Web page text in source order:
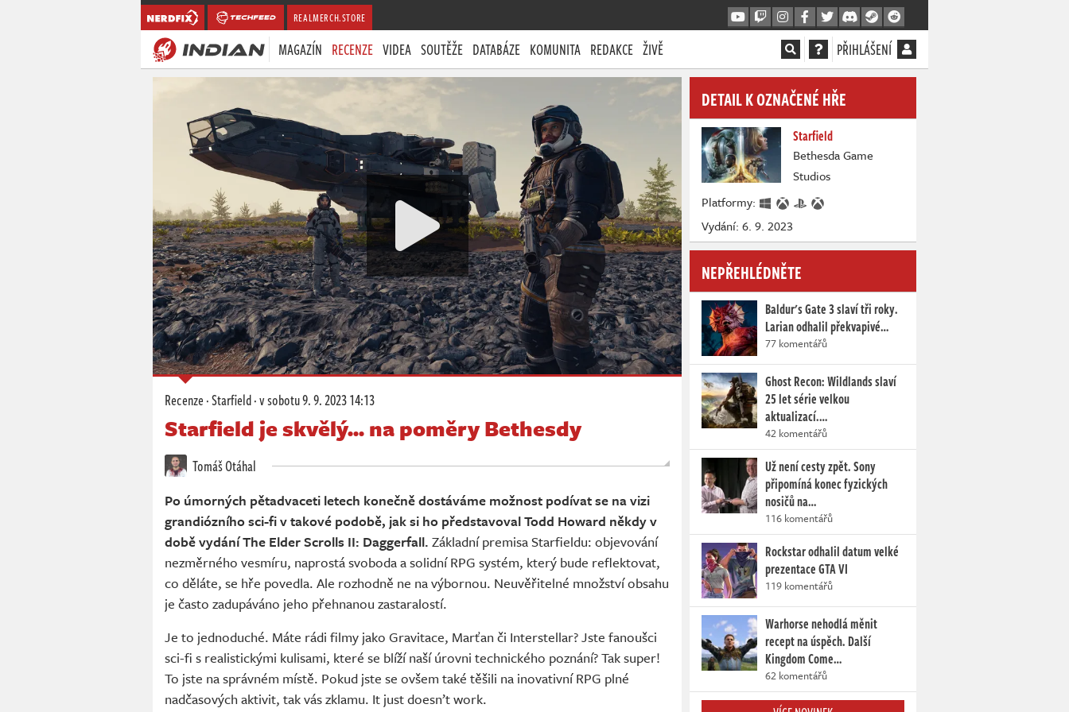
REALMERCH.STORE
MAGAZÍN RECENZE VIDEA SOUTĚŽE DATABÁZE KOMUNITA REDAKCE ŽIVĚ PŘIHLÁŠENÍ
Recenze·Starfield·v sobotu9. 9. 2023 14:13
Starfield je skvělý... na poměry Bethesdy
Tomáš Otáhal
Po úmorných pětadvaceti letech konečně dostáváme možnost podívat se na vizi
grandiózního sci-fi v takové podobě, jak si ho představoval Todd Howard někdy v
době vydání The Elder Scrolls II: Daggerfall. Základní premisa Starfieldu: objevování
nezměrného vesmíru, naprostá svoboda a solidní RPG systém, který bude reflektovat,
co děláte, se hře povedla. Ale rozhodně ne na výbornou. Neuvěřitelné množství obsahu
je často zadupáváno jeho přehnanou zastaralostí.
Je to jednoduché. Máte rádi filmy jako Gravitace, Marťan či Interstellar? Jste fanoušci
sci-fi s realistickými kulisami, které se blíží naší úrovni technického poznání? Tak super!
To jste na správném místě. Pokud jste se ovšem také těšili na inovativní RPG plné
nadčasových aktivit, tak vás zklamu. It just doesn’t work.
DETAIL K OZNAČENÉ HŘE
Starfield
Bethesda Game
Studios
Platformy:
Vydání: 6. 9. 2023
NEPŘEHLÉDNĚTE
Baldur's Gate 3 slaví tři roky.
Larian odhalil překvapivé…
77 komentářů
Ghost Recon: Wildlands slaví
25 let série velkou
aktualizací.…
42 komentářů
Už není cesty zpět. Sony
připomíná konec fyzických
nosičů na…
116 komentářů
Rockstar odhalil datum velké
prezentace GTA VI
119 komentářů
Warhorse nehodlá měnit
recept na úspěch. Další
Kingdom Come…
62 komentářů